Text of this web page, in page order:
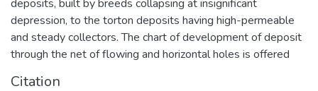
deposits, built by breeds collapsing at insignificant
depression, to the torton deposits having high-permeable
and steady collectors. The chart of development of deposit
through the net of flowing and horizontal holes is offered
Citation